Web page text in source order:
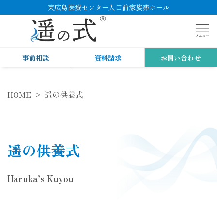
東広島医療センター入口前家族葬ホール
事前相談 資料請求 お問い合わせ
HOME 遥の供養式
遥の供養式
Haruka’s Kuyou